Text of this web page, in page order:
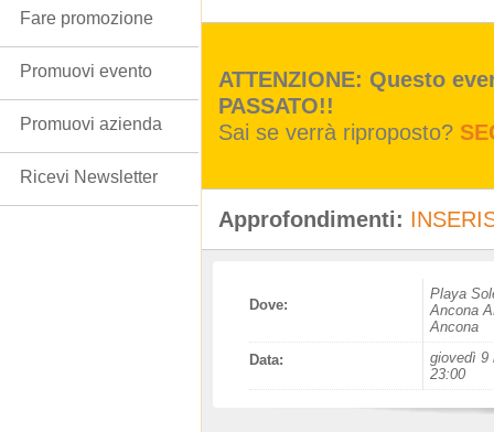
ATTENZIONE: Questo
PASSATO!!
Sai se verrà riproposto?
Approfondimenti:
Dove:
Playa
Ancona
Ancona
Data:
giovedì 9
23:00
Fare promozione
Promuovi evento
Promuovi azienda
Ricevi Newsletter